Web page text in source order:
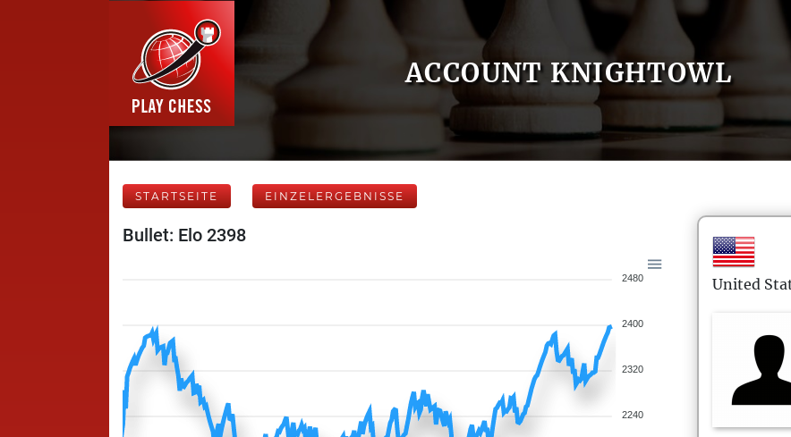
ACCOUNT KNIGHTOWL
STARTSEITE EINZELERGEBNISSE
Bullet: Elo 2398
2480
2400
2320
2240
United